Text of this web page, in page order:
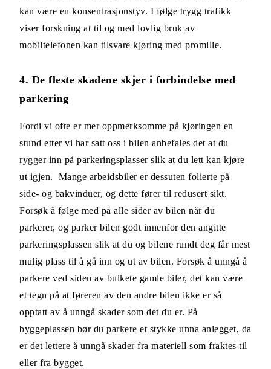
kan være en konsentrasjonstyv. I følge trygg trafikk
viser forskning at til og med lovlig bruk av
mobiltelefonen kan tilsvare kjøring med promille.
4. De fleste skadene skjer i forbindelse med
parkering
Fordi vi ofte er mer oppmerksomme på kjøringen en
stund etter vi har satt oss i bilen anbefales det at du
rygger inn på parkeringsplasser slik at du lett kan kjøre
ut igjen. Mange arbeidsbiler er dessuten folierte på
side- og bakvinduer, og dette fører til redusert sikt.
Forsøk å følge med på alle sider av bilen når du
parkerer, og parker bilen godt innenfor den angitte
parkeringsplassen slik at du og bilene rundt deg får mest
mulig plass til å gå inn og ut av bilen. Forsøk å unngå å
parkere ved siden av bulkete gamle biler, det kan være
et tegn på at føreren av den andre bilen ikke er så
opptatt av å unngå skader som det du er. På
byggeplassen bør du parkere et stykke unna anlegget, da
er det lettere å unngå skader fra materiell som fraktes til
eller fra bygget.